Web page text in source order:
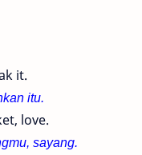
it.
itu.
love.
sayang.